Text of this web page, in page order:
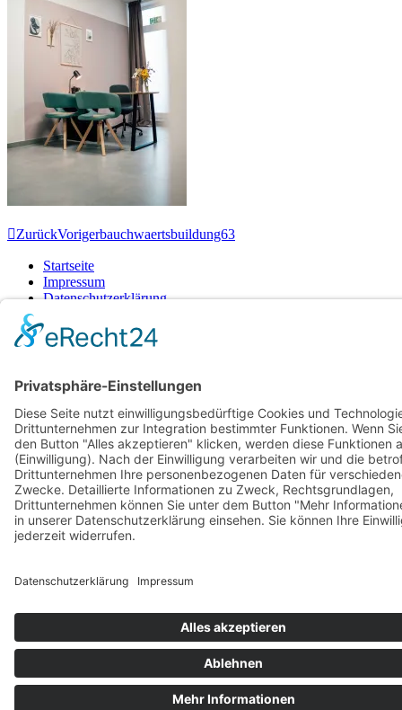
ZurückVorigerbauchwaertsbuildung63
Startseite
Impressum
Datenschutzerklärung
Vertrag widerrufen
AGB
Gutschein
Startseite
Impressum
Datenschutzerklärung
Barrierefreiheitserklärung
Vertrag widerrufen
AGB
Zahlung & Versand
Gutschein